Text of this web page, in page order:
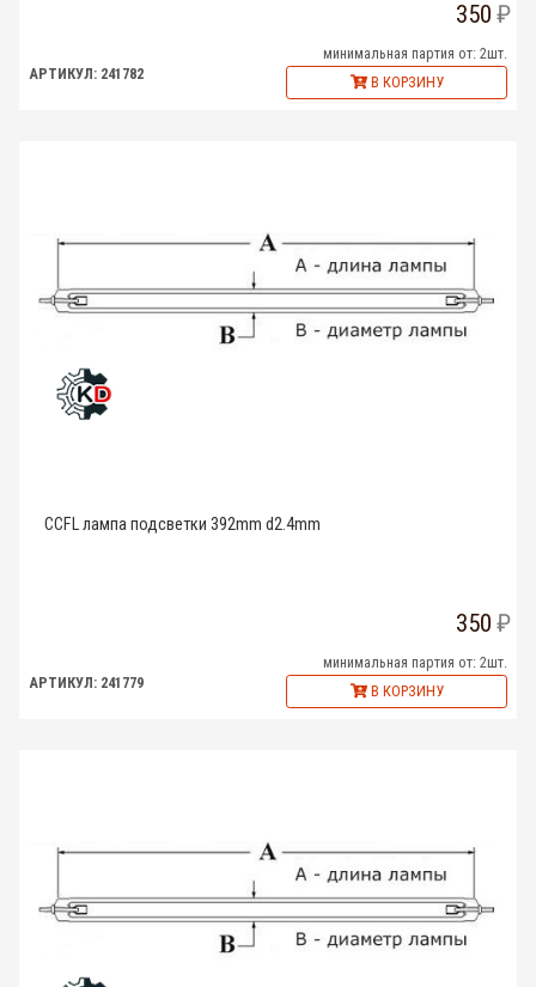
350
минимальная партия от: 2шт.
АРТИКУЛ: 241782
В КОРЗИНУ
CCFL лампа подсветки 392mm d2.4mm
350
минимальная партия от: 2шт.
АРТИКУЛ: 241779
В КОРЗИНУ